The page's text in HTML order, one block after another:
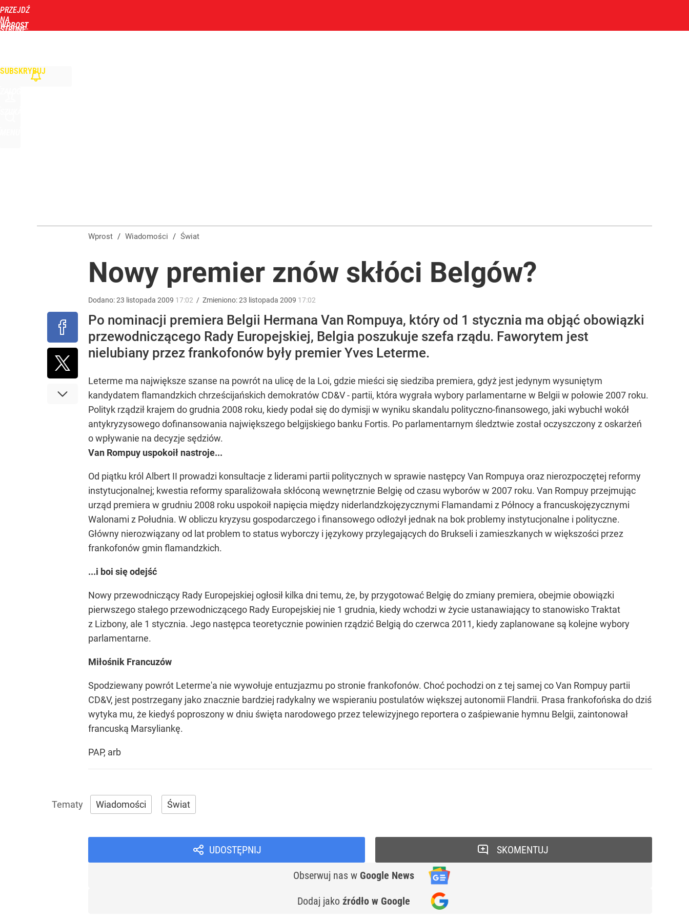
PRZEJDŹ
NA
STRONĘ
WPROST
SUBSKRYBUJ
dodaj
Nowy sondaż po wtargnięciu rakiety na Lubelszczyznę. Polacy surowo ocenili władze
„Regularnie posługuje się językiem nienawiści”. Ostra reakcja Moskwy na słowa Nawrockiego
„Nie chodzi o zemstę”. Mocny apel w sprawie ofiar rzezi wołyńskiej
dodaj
Wprost / Wiadomości / Świat
Nowy premier znów skłóci Belgów?
Dodano:23 listopada 2009 17:02 / Zmieniono:23 listopada 2009 17:02
Po nominacji premiera Belgii Hermana Van Rompuya, który od 1 stycznia ma objąć obowiązki
przewodniczącego Rady Europejskiej, Belgia poszukuje szefa rządu. Faworytem jest
nielubiany przez frankofonów były premier Yves Leterme.
Leterme ma największe szanse na powrót na ulicę de la Loi, gdzie mieści się siedziba premiera, gdyż jest jedynym wysuniętym
kandydatem flamandzkich chrześcijańskich demokratów CD&V - partii, która wygrała wybory parlamentarne w Belgii w połowie 2007 roku.
Polityk rządził krajem do grudnia 2008 roku, kiedy podał się do dymisji w wyniku skandalu polityczno-finansowego, jaki wybuchł wokół
antykryzysowego dofinansowania największego belgijskiego banku Fortis. Po parlamentarnym śledztwie został oczyszczony z oskarżeń
o wpływanie na decyzje sędziów.
Van Rompuy uspokoił nastroje...
Od piątku król Albert II prowadzi konsultacje z liderami partii politycznych w sprawie następcy Van Rompuya oraz nierozpoczętej reformy
instytucjonalnej; kwestia reformy sparaliżowała skłóconą wewnętrznie Belgię od czasu wyborów w 2007 roku. Van Rompuy przejmując
urząd premiera w grudniu 2008 roku uspokoił napięcia między niderlandzkojęzycznymi Flamandami z Północy a francuskojęzycznymi
Walonami z Południa. W obliczu kryzysu gospodarczego i finansowego odłożył jednak na bok problemy instytucjonalne i polityczne.
Główny nierozwiązany od lat problem to status wyborczy i językowy przylegających do Brukseli i zamieszkanych w większości przez
frankofonów gmin flamandzkich.
...i boi się odejść
Nowy przewodniczący Rady Europejskiej ogłosił kilka dni temu, że, by przygotować Belgię do zmiany premiera, obejmie obowiązki
pierwszego stałego przewodniczącego Rady Europejskiej nie 1 grudnia, kiedy wchodzi w życie ustanawiający to stanowisko Traktat
z Lizbony, ale 1 stycznia. Jego następca teoretycznie powinien rządzić Belgią do czerwca 2011, kiedy zaplanowane są kolejne wybory
parlamentarne.
Miłośnik Francuzów
Spodziewany powrót Leterme'a nie wywołuje entuzjazmu po stronie frankofonów. Choć pochodzi on z tej samej co Van Rompuy partii
CD&V, jest postrzegany jako znacznie bardziej radykalny we wspieraniu postulatów większej autonomii Flandrii. Prasa frankofońska do dziś
wytyka mu, że kiedyś poproszony w dniu święta narodowego przez telewizyjnego reportera o zaśpiewanie hymnu Belgii, zaintonował
francuską Marsyliankę.
PAP, arb
Wiadomości Świat
UDOSTĘPNIJ
Obserwuj nas w Google News
Dodaj jako źródło w Google
SKOMENTUJ